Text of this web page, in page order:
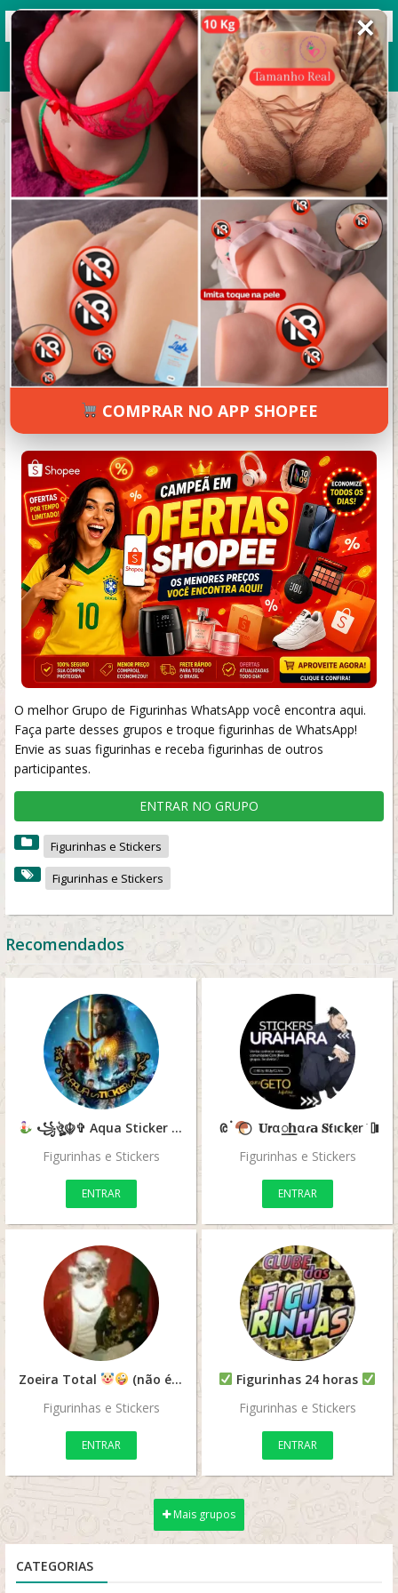
Grupos de WhatsApp 2026
+ Enviar grupo
UNIVERSO DAS FIGURINHAS
4.5/5 (33 avaliações)
O melhor Grupo de Figurinhas WhatsApp você encontra aqui.
Faça parte desses grupos e troque figurinhas de WhatsApp!
Envie as suas figurinhas e receba figurinhas de outros
participantes.
ENTRAR NO GRUPO
Figurinhas e Stickers
Figurinhas e Stickers
Recomendados
꧁ঔৣ☬✞ Aqua Sticker ✞☬ঔৣ꧂
Figurinhas e Stickers
ENTRAR
ᱭ ፞
⃝ׂ 𝐔𝗿α꯭𝗵αɾ𝗮 𝐒ƭꪱ𝗰𝗸ִᧉr ׂ ⫿𝅛⁩
Figurinhas e Stickers
ENTRAR
Zoeira Total
(não é grupo de figurinhas)
Figurinhas e Stickers
ENTRAR
Figurinhas 24 horas
Figurinhas e Stickers
ENTRAR
Mais grupos
CATEGORIAS
✕
COMPRAR NO APP SHOPEE